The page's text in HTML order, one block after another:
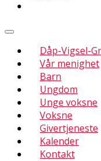
Dåp-Vigsel-
Vår menighet
Barn
Ungdom
Unge voksne
Voksne
Givertjeneste
Kalender
Kontakt